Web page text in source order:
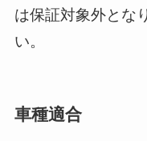
は保証対象外とな
い。
車種適合